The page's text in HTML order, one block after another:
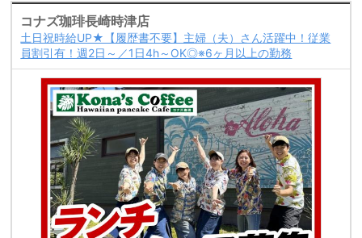
コナズ珈琲長崎時津店
土日祝時給UP★【履歴書不要】主婦（夫）さん活躍中！従業
員割引有！週2日～／1日4h～OK◎※6ヶ月以上の勤務